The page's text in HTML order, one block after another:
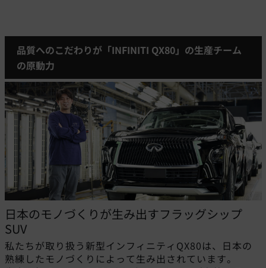
品質へのこだわりが「INFINITI QX80」の生産チーム
の原動力
日本のモノづくりが生み出すフラッグシップ
SUV
私たちが取り扱う新型インフィニティQX80は、日本の
熟練したモノづくりによって生み出されています。